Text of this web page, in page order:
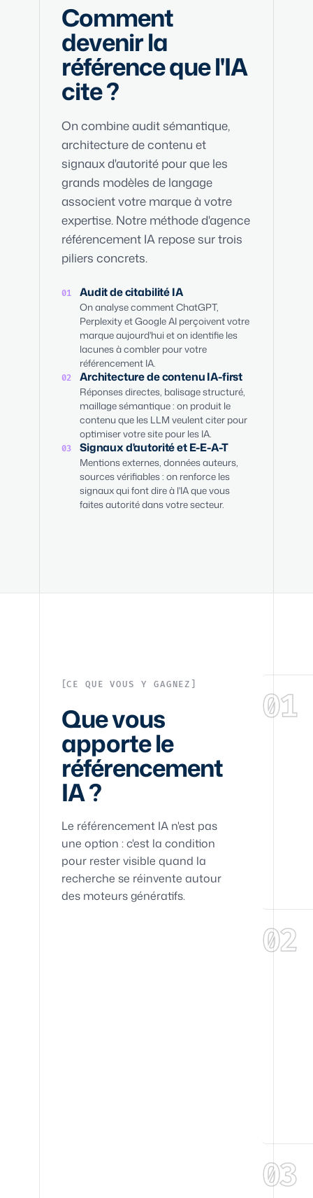
Comment
devenir la
référence que l'IA
cite ?
On combine audit sémantique,
architecture de contenu et
signaux d'autorité pour que les
grands modèles de langage
associent votre marque à votre
expertise. Notre méthode d'agence
référencement IA repose sur trois
piliers concrets.
01 Audit de citabilité IA
On analyse comment ChatGPT,
Perplexity et Google AI perçoivent votre
marque aujourd'hui et on identifie les
lacunes à combler pour votre
référencement IA.
02 Architecture de contenu IA-first
Réponses directes, balisage structuré,
maillage sémantique : on produit le
contenu que les LLM veulent citer pour
optimiser votre site pour les IA.
03 Signaux d'autorité et E-E-A-T
Mentions externes, données auteurs,
sources vérifiables : on renforce les
signaux qui font dire à l'IA que vous
faites autorité dans votre secteur.
CE QUE VOUS Y GAGNEZ
Que vous
apporte le
référencement
IA ?
Le référencement IA n'est pas
une option : c'est la condition
pour rester visible quand la
recherche se réinvente autour
des moteurs génératifs.
01
02
03